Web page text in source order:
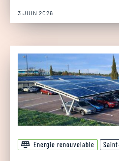
3 JUIN 2026
Energie renouvelable